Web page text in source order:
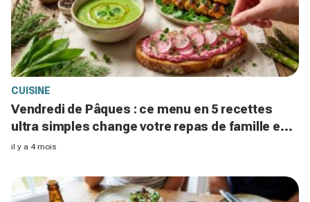
CUISINE
Vendredi de Pâques : ce menu en 5 recettes
ultra simples change votre repas de famille en
45 min et sans stress
il y a 4 mois